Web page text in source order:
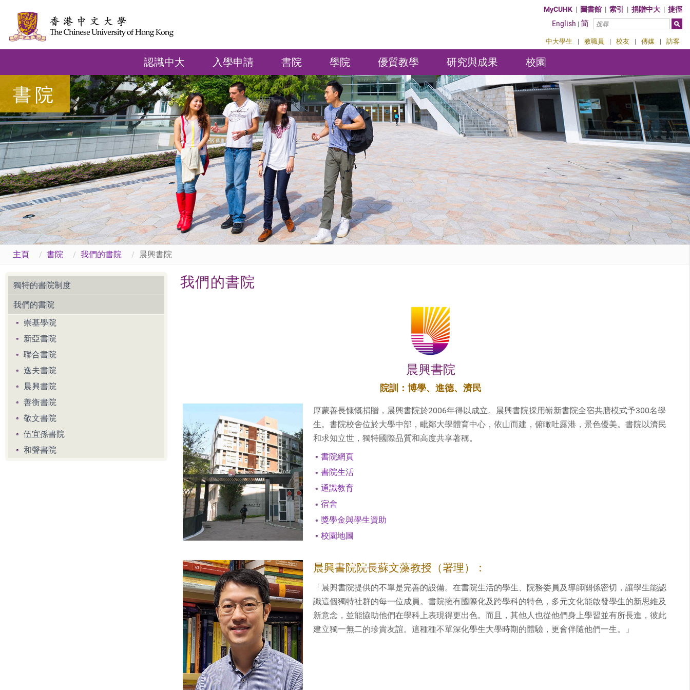
MyCUHK | 圖書館 | 索引 | 捐贈中大 | 捷徑
English | 简
中大學生 | 教職員 | 校友 | 傳媒 | 訪客
認識中大 入學申請 書院 學院 優質教學 研究與成果 校園
書院
主頁 書院 我們的書院 晨興書院
獨特的書院制度
我們的書院
崇基學院
新亞書院
聯合書院
逸夫書院
晨興書院
善衡書院
敬文書院
伍宜孫書院
和聲書院
我們的書院
晨興書院
院訓：博學、進德、濟民
厚蒙善長慷慨捐贈，晨興書院於2006年得以成立。晨興書院採用嶄新書院全宿共膳模式予300名學
生。書院校舍位於大學中部，毗鄰大學體育中心，依山而建，俯瞰吐露港，景色優美。書院以濟民
和求知立世，獨特國際品質和高度共享著稱。
書院網頁
書院生活
通識教育
宿舍
獎學金與學生資助
校園地圖
晨興書院院長蘇文藻教授（署理）：
「晨興書院提供的不單是完善的設備。在書院生活的學生、院務委員及導師關係密切，讓學生能認
識這個獨特社群的每一位成員。書院擁有國際化及跨學科的特色，多元文化能啟發學生的新思維及
新意念，並能協助他們在學科上表現得更出色。而且，其他人也從他們身上學習並有所長進，彼此
建立獨一無二的珍貴友誼。這種種不單深化學生大學時期的體驗，更會伴隨他們一生。」